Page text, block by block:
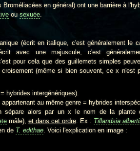
Broméliacées en général) ont une barrière à
ousexuée
(écrit en italique, c'est généralement le
avec une majuscule, c'est
pour cela que des guillemets simples
(même si bien souvent, ce x n'est
hybrides intergénériques).
au même genre = hybrides
sépare alors par un x le nom de la plante
mâle), et dans cet ordre. Ex : Tillandsia
de T. edithae. Voici l'explication en image :